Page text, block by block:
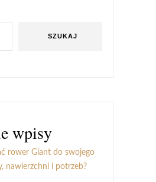
SZUKAJ
wpisy
rower Giant do swojego
nawierzchni i potrzeb?